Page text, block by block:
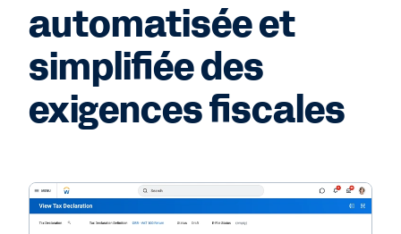
automatisée et
simplifiée des
exigences fiscales